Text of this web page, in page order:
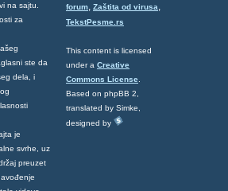
na sajtu.
za
ste da
dela, i
je
svrhe, uz
preuzet
forum, Zaštita od virusa,
TekstPesme.rs
This content is licensed
under a Creative
Commons License
Based on phpBB 2,
translated by Simke,
designed by